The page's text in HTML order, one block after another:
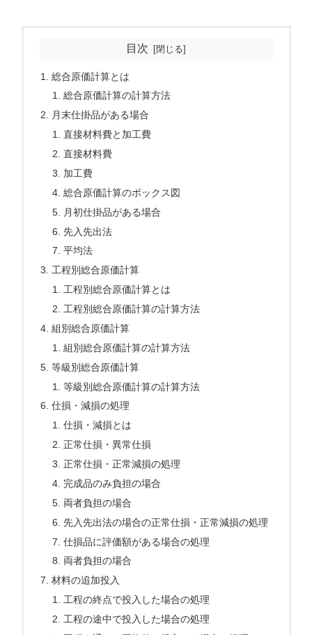
目次
総合原価計算とは
総合原価計算の計算方法
月末仕掛品がある場合
直接材料費と加工費
直接材料費
加工費
総合原価計算のボックス図
月初仕掛品がある場合
先入先出法
平均法
工程別総合原価計算
工程別総合原価計算とは
工程別総合原価計算の計算方法
組別総合原価計算
組別総合原価計算の計算方法
等級別総合原価計算
等級別総合原価計算の計算方法
仕損・減損の処理
仕損・減損とは
正常仕損・異常仕損
正常仕損・正常減損の処理
完成品のみ負担の場合
両者負担の場合
先入先出法の場合の正常仕損・正常減損の処理
仕損品に評価額がある場合の処理
両者負担の場合
材料の追加投入
工程の終点で投入した場合の処理
工程の途中で投入した場合の処理